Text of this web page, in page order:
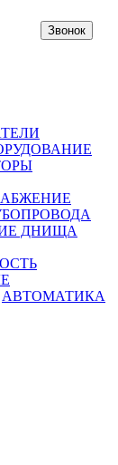
ДНИЩА
АВТОМАТИКА
Звонок